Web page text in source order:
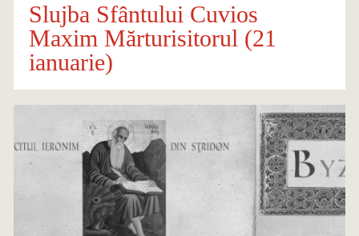
Slujba Sfântului Cuvios
Maxim Mărturisitorul (21
ianuarie)